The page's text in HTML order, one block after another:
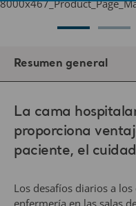
Resumen general
La cama
proporciona
paciente, el
Los desafíos diarios a
enfermería en las salas